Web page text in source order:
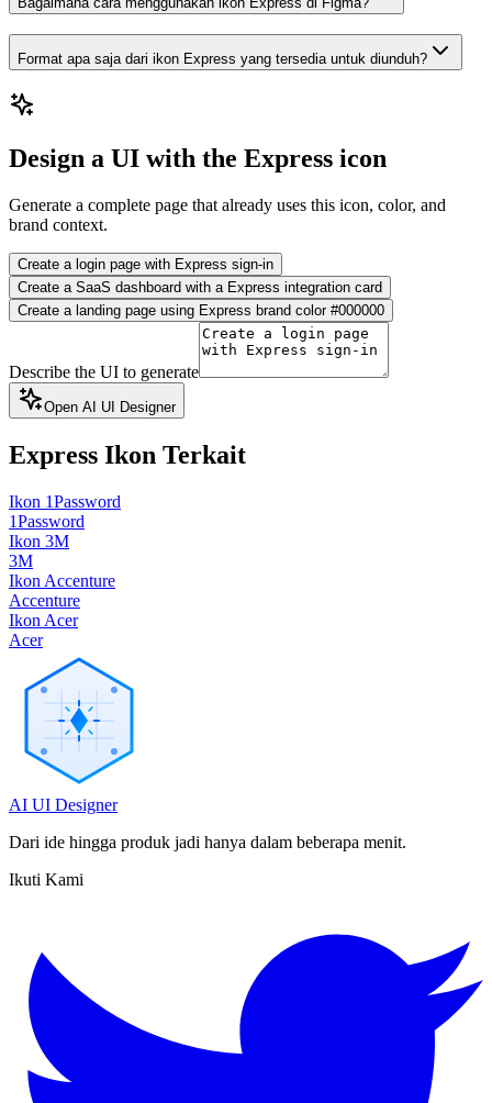
Format apa saja dari ikon Express yang tersedia untuk diunduh?
Design a UI with the Express icon
Generate a complete page that already uses this icon, color, and
brand context.
Create a login page with Express sign-in
Create a SaaS dashboard with a Express integration card
Create a landing page using Express brand color #000000
Describe the UI to generate
Open AI UI Designer
Express Ikon Terkait
Ikon 1Password
1Password
Ikon 3M
3M
Ikon Accenture
Accenture
Ikon Acer
Acer
AI UI Designer
Dari ide hingga produk jadi hanya dalam beberapa menit.
Ikuti Kami